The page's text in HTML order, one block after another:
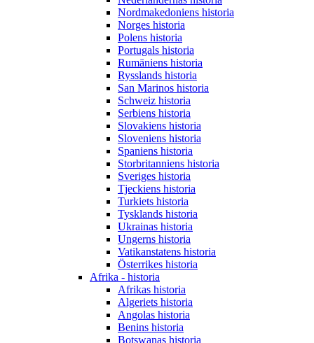
Nordmakedoniens historia
Norges historia
Polens historia
Portugals historia
Rumäniens historia
Rysslands historia
San Marinos historia
Schweiz historia
Serbiens historia
Slovakiens historia
Sloveniens historia
Spaniens historia
Storbritanniens historia
Sveriges historia
Tjeckiens historia
Turkiets historia
Tysklands historia
Ukrainas historia
Ungerns historia
Vatikanstatens historia
Österrikes historia
Afrika - historia
Afrikas historia
Algeriets historia
Angolas historia
Benins historia
Botswanas historia